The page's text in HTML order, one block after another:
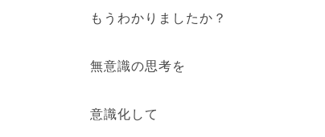
もうわかりましたか？
無意識の思考を
意識化して